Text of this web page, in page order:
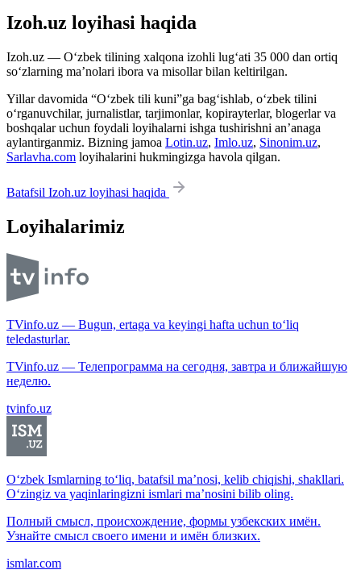
Izoh.uz loyihasi haqida
Izoh.uz — O‘zbek tilining xalqona izohli lug‘ati 35 000 dan ortiq
so‘zlarning ma’nolari ibora va misollar bilan keltirilgan.
Yillar davomida “O‘zbek tili kuni”ga bag‘ishlab, o‘zbek tilini
o‘rganuvchilar, jurnalistlar, tarjimonlar, kopirayterlar, blogerlar va
boshqalar uchun foydali loyihalarni ishga tushirishni an’anaga
aylantirganmiz. Bizning jamoa Lotin.uz, Imlo.uz, Sinonim.uz,
Sarlavha.com loyihalarini hukmingizga havola qilgan.
Batafsil Izoh.uz loyihasi haqida
Loyihalarimiz
TVinfo.uz — Bugun, ertaga va keyingi hafta uchun to‘liq
teledasturlar.
TVinfo.uz — Телепрограмма на сегодня, завтра и ближайшую
неделю.
tvinfo.uz
O‘zbek Ismlarning to‘liq, batafsil ma’nosi, kelib chiqishi, shakllari.
O‘zingiz va yaqinlaringizni ismlari ma’nosini bilib oling.
Полный смысл, происхождение, формы узбекских имён.
Узнайте смысл своего имени и имён близких.
ismlar.com